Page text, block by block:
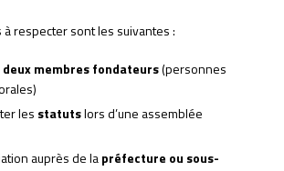
respecter sont les suivantes :
deux membres fondateurs(personnes
les statutslors d’une assemblée
auprès de lapréfecture ou sous-